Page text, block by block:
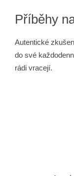
Příběhy
Autentické
do své
rádi vracejí.